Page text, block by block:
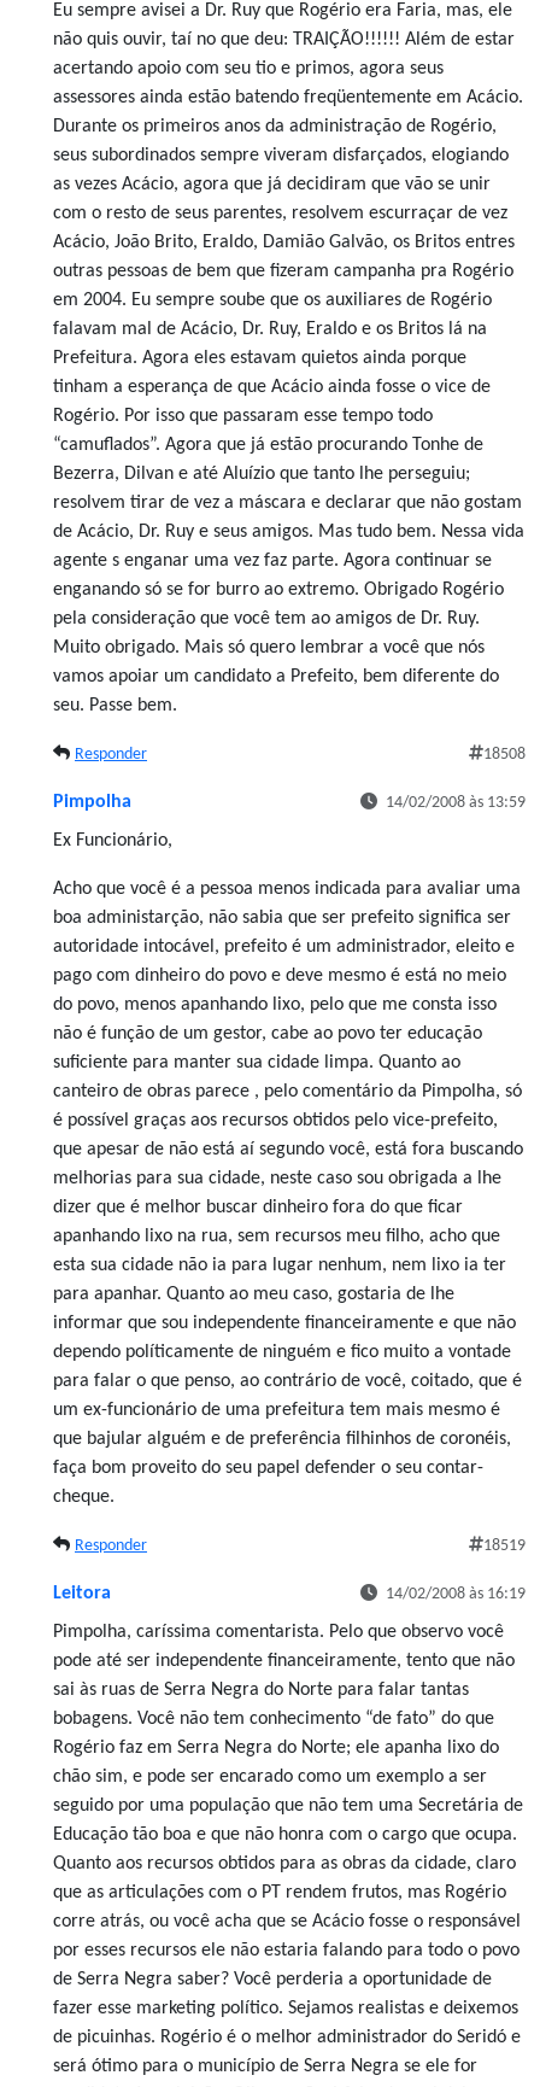
Eu sempre avisei a Dr. Ruy que Rogério era Faria, mas, ele
não quis ouvir, taí no que deu: TRAIÇÃO!!!!!! Além de estar
acertando apoio com seu tio e primos, agora seus
assessores ainda estão batendo freqüentemente em Acácio.
Durante os primeiros anos da administração de Rogério,
seus subordinados sempre viveram disfarçados, elogiando
as vezes Acácio, agora que já decidiram que vão se unir
com o resto de seus parentes, resolvem escurraçar de vez
Acácio, João Brito, Eraldo, Damião Galvão, os Britos entres
outras pessoas de bem que fizeram campanha pra Rogério
em 2004. Eu sempre soube que os auxiliares de Rogério
falavam mal de Acácio, Dr. Ruy, Eraldo e os Britos lá na
Prefeitura. Agora eles estavam quietos ainda porque
tinham a esperança de que Acácio ainda fosse o vice de
Rogério. Por isso que passaram esse tempo todo
“camuflados”. Agora que já estão procurando Tonhe de
Bezerra, Dilvan e até Aluízio que tanto lhe perseguiu;
resolvem tirar de vez a máscara e declarar que não gostam
de Acácio, Dr. Ruy e seus amigos. Mas tudo bem. Nessa vida
agente s enganar uma vez faz parte. Agora continuar se
enganando só se for burro ao extremo. Obrigado Rogério
pela consideração que você tem ao amigos de Dr. Ruy.
Muito obrigado. Mais só quero lembrar a você que nós
vamos apoiar um candidato a Prefeito, bem diferente do
seu. Passe bem.
Responder 18508
Pimpolha 14/02/2008 às 13:59
Ex Funcionário,
Acho que você é a pessoa menos indicada para avaliar uma
boa administarção, não sabia que ser prefeito significa ser
autoridade intocável, prefeito é um administrador, eleito e
pago com dinheiro do povo e deve mesmo é está no meio
do povo, menos apanhando lixo, pelo que me consta isso
não é função de um gestor, cabe ao povo ter educação
suficiente para manter sua cidade limpa. Quanto ao
canteiro de obras parece , pelo comentário da Pimpolha, só
é possível graças aos recursos obtidos pelo vice-prefeito,
que apesar de não está aí segundo você, está fora buscando
melhorias para sua cidade, neste caso sou obrigada a lhe
dizer que é melhor buscar dinheiro fora do que ficar
apanhando lixo na rua, sem recursos meu filho, acho que
esta sua cidade não ia para lugar nenhum, nem lixo ia ter
para apanhar. Quanto ao meu caso, gostaria de lhe
informar que sou independente financeiramente e que não
dependo políticamente de ninguém e fico muito a vontade
para falar o que penso, ao contrário de você, coitado, que é
um ex-funcionário de uma prefeitura tem mais mesmo é
que bajular alguém e de preferência filhinhos de coronéis,
faça bom proveito do seu papel defender o seu contar-
cheque.
Responder 18519
Leitora 14/02/2008 às 16:19
Pimpolha, caríssima comentarista. Pelo que observo você
pode até ser independente financeiramente, tento que não
sai às ruas de Serra Negra do Norte para falar tantas
bobagens. Você não tem conhecimento “de fato” do que
Rogério faz em Serra Negra do Norte; ele apanha lixo do
chão sim, e pode ser encarado como um exemplo a ser
seguido por uma população que não tem uma Secretária de
Educação tão boa e que não honra com o cargo que ocupa.
Quanto aos recursos obtidos para as obras da cidade, claro
que as articulações com o PT rendem frutos, mas Rogério
corre atrás, ou você acha que se Acácio fosse o responsável
por esses recursos ele não estaria falando para todo o povo
de Serra Negra saber? Você perderia a oportunidade de
fazer esse marketing político. Sejamos realistas e deixemos
de picuinhas. Rogério é o melhor administrador do Seridó e
será ótimo para o município de Serra Negra se ele for